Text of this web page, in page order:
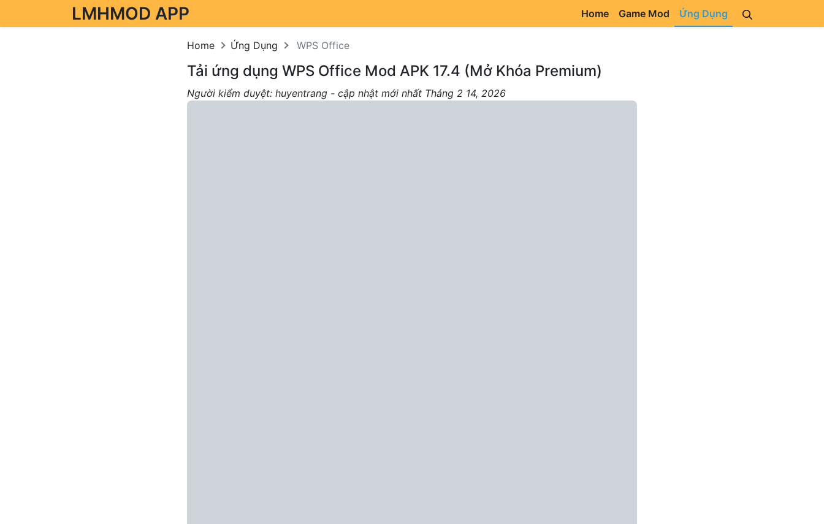
LMHMOD APP Home Game Mod Ứng Dụng
Home Ứng Dụng WPS Office
Tải ứng dụng WPS Office Mod APK 17.4 (Mở Khóa Premium)
Người kiểm duyệt: huyentrang - cập nhật mới nhất Tháng 2 14, 2026